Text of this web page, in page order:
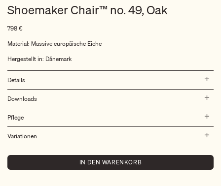
Shoemaker Chair™ no. 49, Oak
798€
Material: Massive europäische Eiche
Hergestellt in: Dänemark
Details
Downloads
Pflege
Variationen
IN DEN WARENKORB